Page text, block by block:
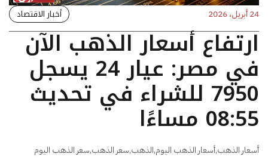
24 أبريل، 2026 أخبار الاقتصاد
ارتفاع أسعار الذهب الآن
في مصر: عيار 24 يسجل
7950 للشراء في تحديث
08:55 مساءًا
أسعار الذهب,أسعار الذهب اليوم,الذهب,سعر الذهب,سعر الذهب اليوم